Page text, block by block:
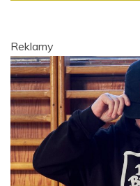
Reklamy